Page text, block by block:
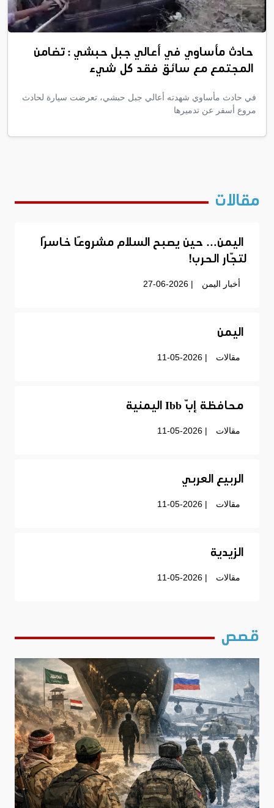
حادث مأساوي في أعالي جبل حبشي : تضامن
المجتمع مع سائق فقد كل شيء
في حادث مأساوي شهدته أعالي جبل حبشي، تعرضت سيارة لحادث
مروع أسفر عن تدميرها
مقالات
اليمن… حين يصبح السلام مشروعًا خاسرًا
لتجّار الحرب!
أخبار اليمن | 27-06-2026
اليمن
مقالات | 11-05-2026
محافظة إبّ Ibb اليمنية
مقالات | 11-05-2026
الربيع العربي
مقالات | 11-05-2026
الزيدية
مقالات | 11-05-2026
قصص